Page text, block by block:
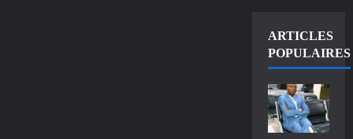
ARTICLES
POPULAIRES